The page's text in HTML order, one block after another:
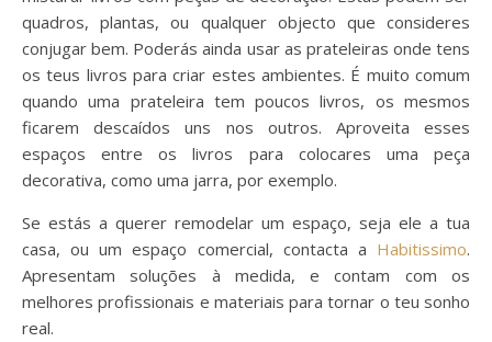
quadros, plantas, ou qualquer objecto que consideres
conjugar bem. Poderás ainda usar as prateleiras onde tens
os teus livros para criar estes ambientes. É muito comum
quando uma prateleira tem poucos livros, os mesmos
ficarem descaídos uns nos outros. Aproveita esses
espaços entre os livros para colocares uma peça
decorativa, como uma jarra, por exemplo.
Se estás a querer remodelar um espaço, seja ele a tua
casa, ou um espaço comercial, contacta a Habitissimo.
Apresentam soluções à medida, e contam com os
melhores profissionais e materiais para tornar o teu sonho
real.